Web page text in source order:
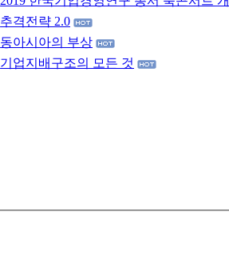
추격전략 2.0
동아시아의 부상
기업지배구조의 모든 것